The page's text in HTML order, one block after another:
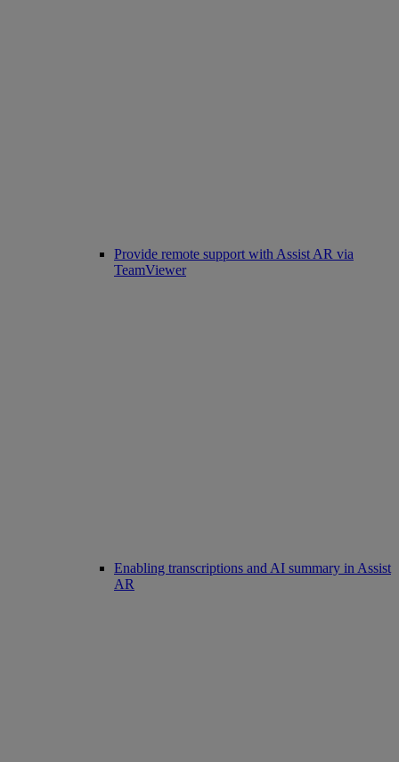
Provide remote support with Assist AR via
TeamViewer
Enabling transcriptions and AI summary in Assist
AR